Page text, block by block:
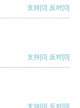
支持[0] 反对[0]
支持[0] 反对[0]
支持[0] 反对[0]